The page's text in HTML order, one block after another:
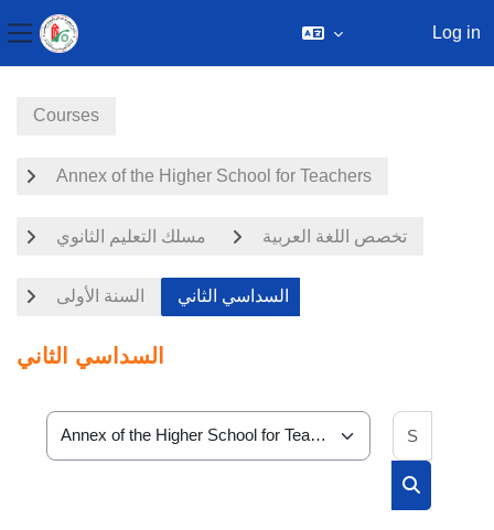
Side panel
Log in
Courses
Annex of the Higher School for Teachers
مسلك التعليم الثانوي تخصص اللغة العربية
السنة الأولى السداسي الثاني
السداسي الثاني
Course categories